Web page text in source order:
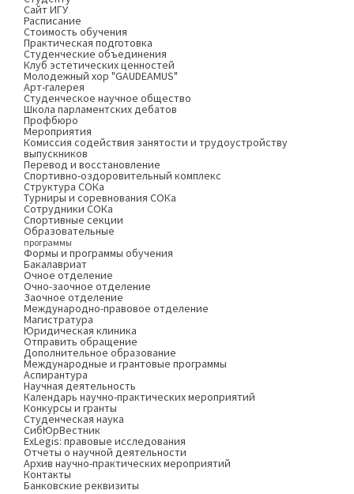
Сайт ИГУ
Расписание
Стоимость обучения
Практическая подготовка
Студенческие объединения
Клуб эстетических ценностей
Молодежный хор "GAUDEAMUS"
Арт-галерея
Студенческое научное общество
Школа парламентских дебатов
Профбюро
Мероприятия
Комиссия содействия занятости и трудоустройству
выпускников
Перевод и восстановление
Спортивно-оздоровительный комплекс
Структура СОКа
Турниры и соревнования СОКа
Сотрудники СОКа
Спортивные секции
Образовательные
программы
Формы и программы обучения
Бакалавриат
Очное отделение
Очно-заочное отделение
Заочное отделение
Международно-правовое отделение
Магистратура
Юридическая клиника
Отправить обращение
Дополнительное образование
Международные и грантовые программы
Аспирантура
Научная деятельность
Календарь научно-практических мероприятий
Конкурсы и гранты
Студенческая наука
СибЮрВестник
ExLegis: правовые исследования
Отчеты о научной деятельности
Архив научно-практических мероприятий
Контакты
Банковские реквизиты